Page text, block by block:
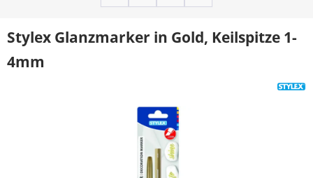
Stylex Glanzmarker in Gold, Keilspitze 1-
4mm